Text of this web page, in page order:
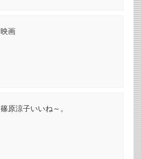
映画
篠原涼子いいね～。